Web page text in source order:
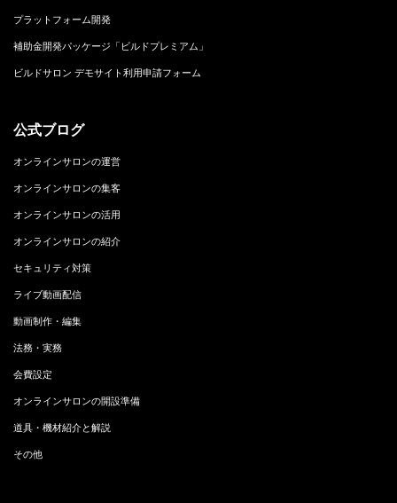
プラットフォーム開発
補助金開発パッケージ「ビルドプレミアム」
ビルドサロン デモサイト利用申請フォーム
公式ブログ
オンラインサロンの運営
オンラインサロンの集客
オンラインサロンの活用
オンラインサロンの紹介
セキュリティ対策
ライブ動画配信
動画制作・編集
法務・実務
会費設定
オンラインサロンの開設準備
道具・機材紹介と解説
その他